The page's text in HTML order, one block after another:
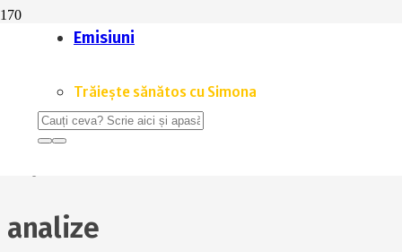
Emisiuni
Trăiește sănătos cu Simona
Cum abordează medicina funcțională tiroidita
Pacientul plimbat pe la mai mulți medici – VIDEO
10 februarie 2022
Analizele de sânge sunt „bune“, dar tu te simți rău? –
analize